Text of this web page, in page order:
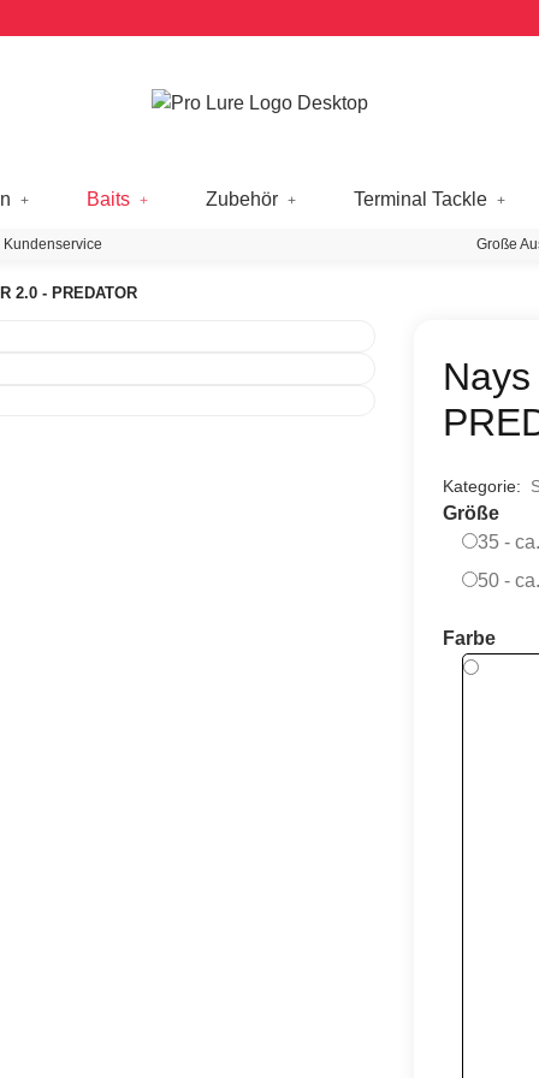
Baits Zubehör Terminal Tackle
Kundenservice Große
2.0 - PREDATOR
Kategorie:
Größe
35 -
50 -
Farbe